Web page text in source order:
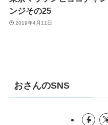
ンジその25
2019年4月11日
おさんのSNS